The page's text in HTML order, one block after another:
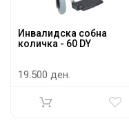
Инвалидска собна
количка - 60 DY
19.500 ден.